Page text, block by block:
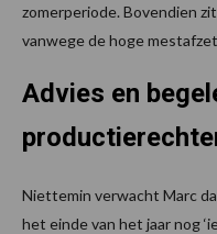
zomerperiode. Bovendien
vanwege de hoge
Advies en
Niettemin verwacht Marc
het einde van het jaar nog